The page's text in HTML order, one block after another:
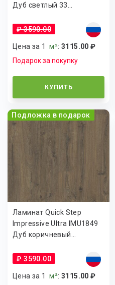
Дуб светлый 33...
₽ 3590.00
Цена за 1м²:3115.00 ₽
Подарок за покупку
КУПИТЬ
Подложка в подарок
Ламинат Quick Step
Impressive Ultra IMU1849
Дуб коричневый...
₽ 3590.00
Цена за 1м²:3115.00 ₽